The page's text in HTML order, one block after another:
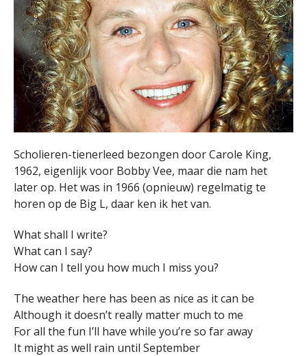
Scholieren-tienerleed bezongen door Carole King,
1962, eigenlijk voor Bobby Vee, maar die nam het
later op. Het was in 1966 (opnieuw) regelmatig te
horen op de Big L, daar ken ik het van.
What shall I write?
What can I say?
How can I tell you how much I miss you?
The weather here has been as nice as it can be
Although it doesn’t really matter much to me
For all the fun I’ll have while you’re so far away
It might as well rain until September